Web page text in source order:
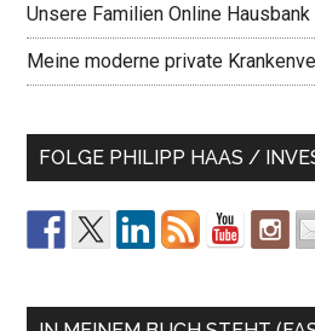
Unsere Familien Online Hausbank
Meine moderne private
FOLGE PHILIPP HAAS /